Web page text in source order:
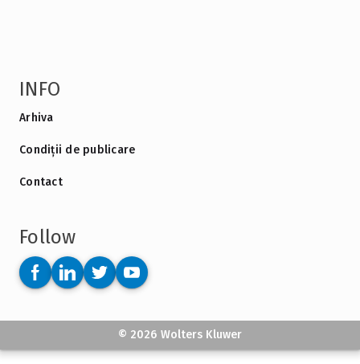
INFO
Arhiva
Condiții de publicare
Contact
Follow
© 2026 Wolters Kluwer